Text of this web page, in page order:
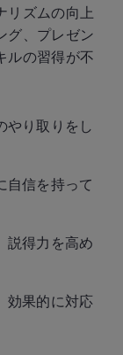
リズムの向上
グ、プレゼン
ルの習得が不
やり取りをし
自信を持って
説得力を高め
効果的に対応